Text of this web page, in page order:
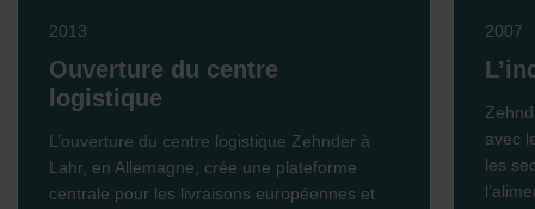
2013
Ouverture du centre
logistique
L’ouverture du centre logistique Zehnder à
Lahr, en Allemagne, crée une plateforme
centrale pour les livraisons européennes et
2007
avec
les